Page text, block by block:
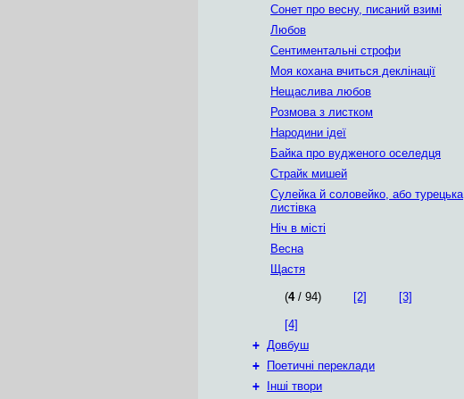
Сонет про весну, писаний взимі
Любов
Сентиментальні строфи
Моя кохана вчиться деклінації
Нещаслива любов
Розмова з листком
Народини ідеї
Байка про вудженого оселедця
Страйк мишей
Сулейка й соловейко, або турецька
листівка
Ніч в місті
Весна
Щастя
(4/ 94) [2] [3]
[4]
+ Довбуш
+
Поетичні переклади
+
Інші твори